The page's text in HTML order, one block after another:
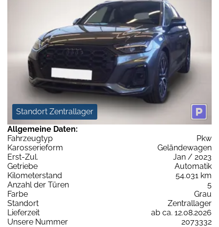
Standort Zentrallager
Allgemeine Daten:
Fahrzeugtyp
Pkw
Karosserieform
Geländewagen
Erst-Zul.
Jan / 2023
Getriebe
Automatik
Kilometerstand
54.031 km
Anzahl der Türen
5
Farbe
Grau
Standort
Zentrallager
Lieferzeit
ab ca. 12.08.2026
Unsere Nummer
2073332